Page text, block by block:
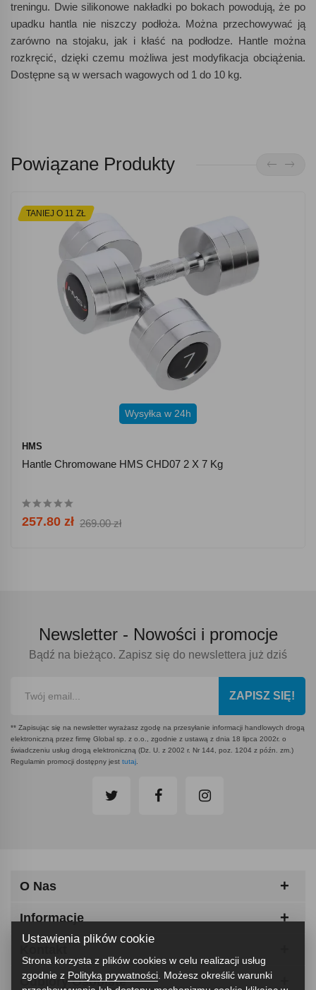
treningu. Dwie silikonowe nakładki po bokach powodują, że po
upadku hantla nie niszczy podłoża. Można przechowywać ją
zarówno na stojaku, jak i kłaść na podłodze. Hantle można
rozkręcić, dzięki czemu możliwa jest modyfikacja obciążenia.
Dostępne są w wersach wagowych od 1 do 10 kg.
Powiązane Produkty
TANIEJ O 11 ZŁ
Wysyłka w 24h
HMS
Hantle Chromowane HMS CHD07 2 X 7 Kg
257.80 zł 269.00 zł
Newsletter - Nowości i promocje
Bądź na bieżąco. Zapisz się do newslettera już dziś
ZAPISZ SIĘ!
** Zapisując się na newsletter wyrażasz zgodę na przesyłanie informacji handlowych drogą
elektroniczną przez firmę Global sp. z o.o., zgodnie z ustawą z dnia 18 lipca 2002r. o
świadczeniu usług drogą elektroniczną (Dz. U. z 2002 r. Nr 144, poz. 1204 z późn. zm.)
Regulamin promocji dostępny jest tutaj.
O Nas
Informacje
Odbiory Osobiste
Ustawienia plików cookie
Strona korzysta z plików cookies w celu realizacji usług
zgodnie z Polityką prywatności . Możesz określić warunki